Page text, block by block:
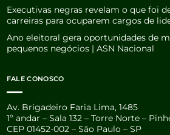
Executivas negras revelam o que foi
carreiras para ocuparem cargos de
Ano eleitoral gera oportunidades de
pequenos negócios | ASN Nacional
FALE CONOSCO
Av. Brigadeiro Faria Lima, 1485
1º andar – Sala 132 – Torre Norte –
CEP 01452-002 – São Paulo – SP